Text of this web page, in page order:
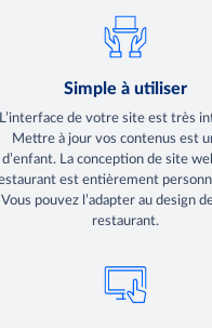
Simple à utiliser
L’interface de votre site est très
Mettre à jour vos contenus est
d’enfant. La conception de site
est entièrement
Vous pouvez l’adapter au design
restaurant.